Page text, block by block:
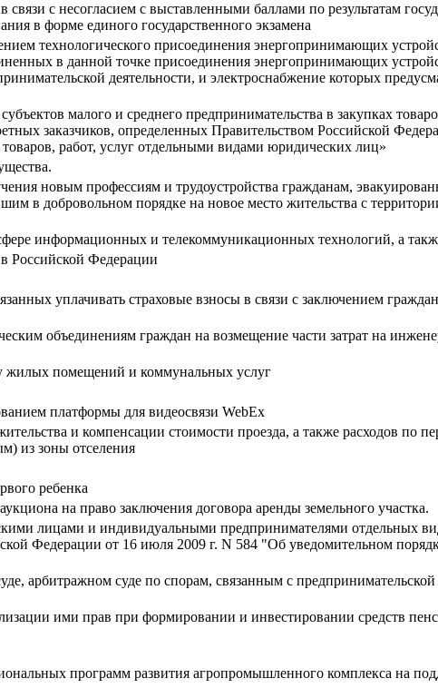
с несогласием с выставленными баллами по результатам
в форме единого государственного экзамена
технологического присоединения энергопринимающих
в данной точке присоединения энергопринимающих
деятельности, и электроснабжение которых
малого и среднего предпринимательства в закупках
заказчиков, определенных Правительством Российской
работ, услуг отдельными видами юридических лиц»
новым профессиям и трудоустройства гражданам,
в добровольном порядке на новое место жительства с
информационных и телекоммуникационных технологий, а
Российской Федерации
уплачивать страховые взносы в связи с заключением
объединениям граждан на возмещение части затрат на
жилых помещений и коммунальных услуг
платформы для видеосвязи WebEx
и компенсации стоимости проезда, а также расходов по
из зоны отселения
ребенка
на право заключения договора аренды земельного участка.
лицами и индивидуальными предпринимателями отдельных
Федерации от 16 июля 2009 г. N 584 "Об уведомительном
арбитражном суде по спорам, связанным с предпринимательской
ими прав при формировании и инвестировании средств
программ развития агропромышленного комплекса на